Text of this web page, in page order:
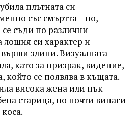
плътната си
със смъртта – но,
съди по различни
лошия си характер и
злини. Визуалната
като за призрак, видение,
който се появява в къщата.
висока жена или пък
старица, но почти винаги